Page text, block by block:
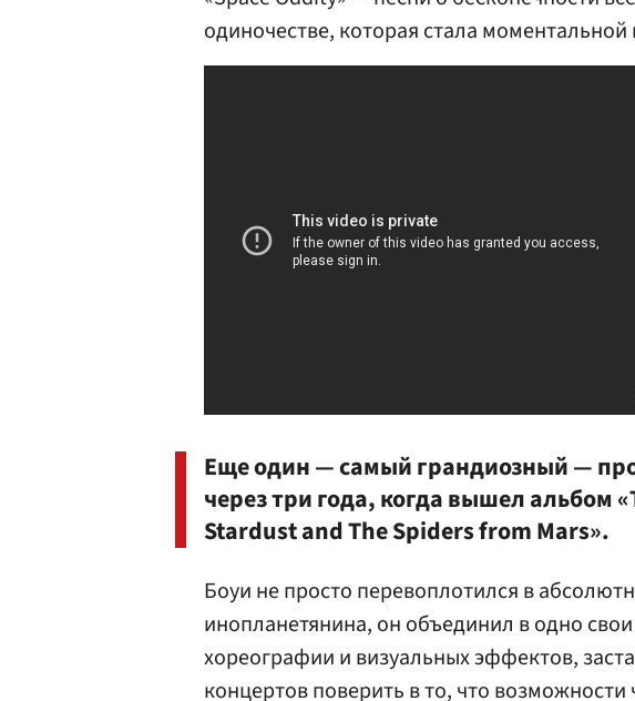
одиночестве, которая стала моментальной
Еще один — самый грандиозный —
через три года, когда вышел альбом
Stardust and The Spiders from Mars».
Боуи не просто перевоплотился в
инопланетянина, он объединил в одно
хореографии и визуальных эффектов,
концертов поверить в то, что